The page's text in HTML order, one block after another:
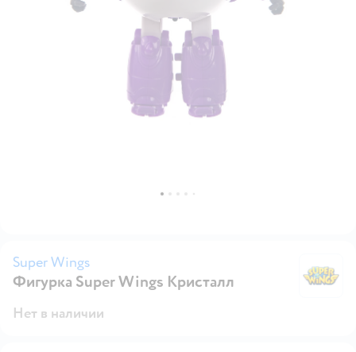
Super Wings
Фигурка Super Wings Кристалл
Нет в наличии